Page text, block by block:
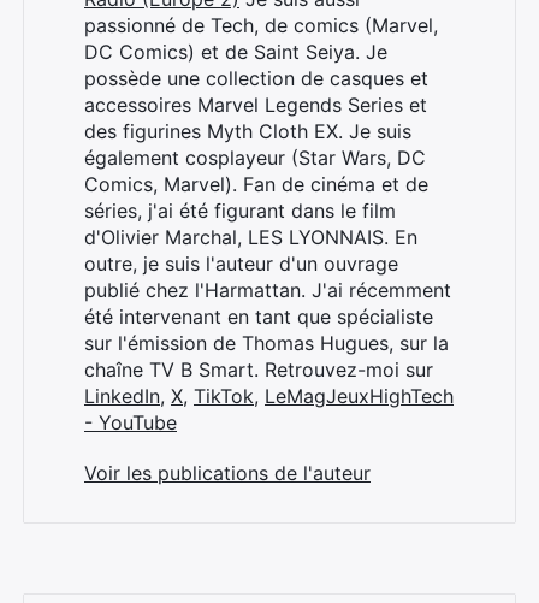
passionné de Tech, de comics (Marvel,
DC Comics) et de Saint Seiya. Je
possède une collection de casques et
accessoires Marvel Legends Series et
des figurines Myth Cloth EX. Je suis
également cosplayeur (Star Wars, DC
Comics, Marvel). Fan de cinéma et de
séries, j'ai été figurant dans le film
d'Olivier Marchal, LES LYONNAIS. En
outre, je suis l'auteur d'un ouvrage
publié chez l'Harmattan. J'ai récemment
été intervenant en tant que spécialiste
sur l'émission de Thomas Hugues, sur la
chaîne TV B Smart. Retrouvez-moi sur
LinkedIn, X, TikTok, LeMagJeuxHighTech
- YouTube
Voir les publications de l'auteur